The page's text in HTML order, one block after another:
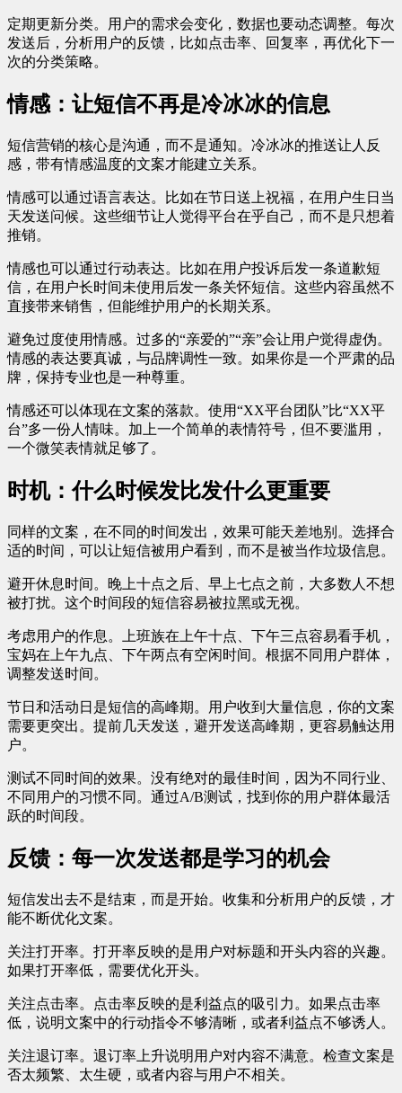
定期更新分类。用户的需求会变化，数据也要动态调整。每次
发送后，分析用户的反馈，比如点击率、回复率，再优化下一
次的分类策略。
情感：让短信不再是冷冰冰的信息
短信营销的核心是沟通，而不是通知。冷冰冰的推送让人反
感，带有情感温度的文案才能建立关系。
情感可以通过语言表达。比如在节日送上祝福，在用户生日当
天发送问候。这些细节让人觉得平台在乎自己，而不是只想着
推销。
情感也可以通过行动表达。比如在用户投诉后发一条道歉短
信，在用户长时间未使用后发一条关怀短信。这些内容虽然不
直接带来销售，但能维护用户的长期关系。
避免过度使用情感。过多的“亲爱的”“亲”会让用户觉得虚伪。
情感的表达要真诚，与品牌调性一致。如果你是一个严肃的品
牌，保持专业也是一种尊重。
情感还可以体现在文案的落款。使用“XX平台团队”比“XX平
台”多一份人情味。加上一个简单的表情符号，但不要滥用，
一个微笑表情就足够了。
时机：什么时候发比发什么更重要
同样的文案，在不同的时间发出，效果可能天差地别。选择合
适的时间，可以让短信被用户看到，而不是被当作垃圾信息。
避开休息时间。晚上十点之后、早上七点之前，大多数人不想
被打扰。这个时间段的短信容易被拉黑或无视。
考虑用户的作息。上班族在上午十点、下午三点容易看手机，
宝妈在上午九点、下午两点有空闲时间。根据不同用户群体，
调整发送时间。
节日和活动日是短信的高峰期。用户收到大量信息，你的文案
需要更突出。提前几天发送，避开发送高峰期，更容易触达用
户。
测试不同时间的效果。没有绝对的最佳时间，因为不同行业、
不同用户的习惯不同。通过A/B测试，找到你的用户群体最活
跃的时间段。
反馈：每一次发送都是学习的机会
短信发出去不是结束，而是开始。收集和分析用户的反馈，才
能不断优化文案。
关注打开率。打开率反映的是用户对标题和开头内容的兴趣。
如果打开率低，需要优化开头。
关注点击率。点击率反映的是利益点的吸引力。如果点击率
低，说明文案中的行动指令不够清晰，或者利益点不够诱人。
关注退订率。退订率上升说明用户对内容不满意。检查文案是
否太频繁、太生硬，或者内容与用户不相关。